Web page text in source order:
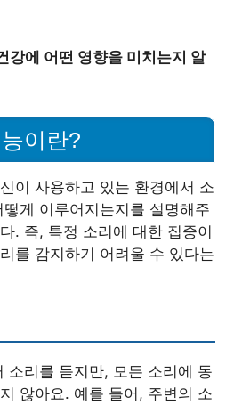
강에 어떤 영향을 미치는지 알
이란?
이 사용하고 있는 환경에서 소
게 이루어지는지를 설명해주
. 즉, 특정 소리에 대한 집중이
를 감지하기 어려울 수 있다는
소리를 듣지만, 모든 소리에 동
않아요. 예를 들어, 주변의 소